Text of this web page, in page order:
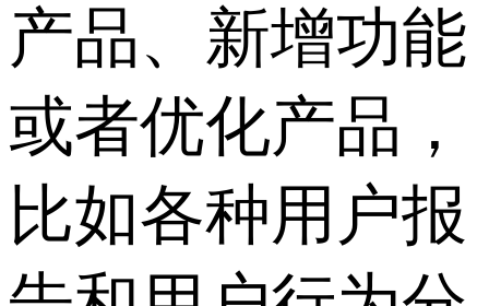
产品、新增功能
或者优化产品，
比如各种用户报